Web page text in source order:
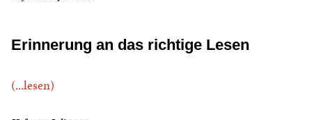
Erinnerung an das richtige Lesen
(...lesen)